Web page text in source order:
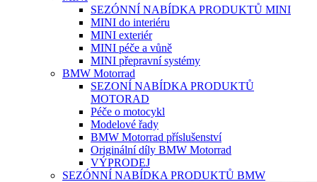
SEZÓNNÍ NABÍDKA PRODUKTŮ MINI
MINI do interiéru
MINI exteriér
MINI péče a vůně
MINI přepravní systémy
BMW Motorrad
SEZONÍ NABÍDKA PRODUKTŮ
MOTORAD
Péče o motocykl
Modelové řady
BMW Motorrad příslušenství
Originální díly BMW Motorrad
VÝPRODEJ
SEZÓNNÍ NABÍDKA PRODUKTŮ BMW